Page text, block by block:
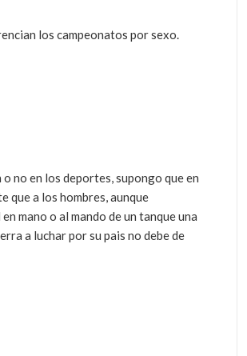
los campeonatos por sexo.
no en los deportes, supongo que en
que a los hombres, aunque
mano o al mando de un tanque una
a luchar por su pais no debe de